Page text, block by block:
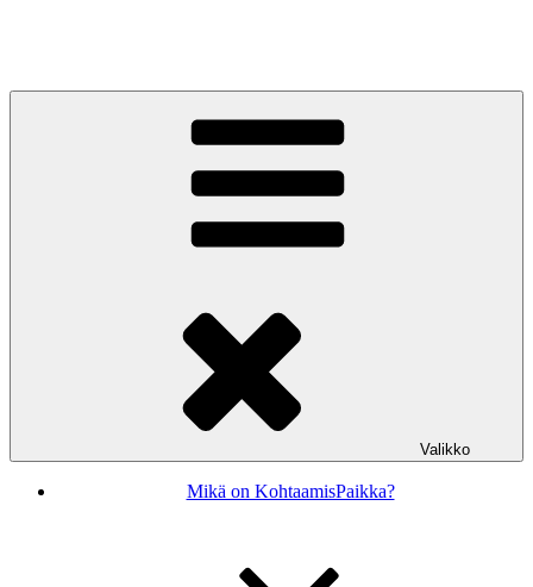
Valikko
Mikä on KohtaamisPaikka?